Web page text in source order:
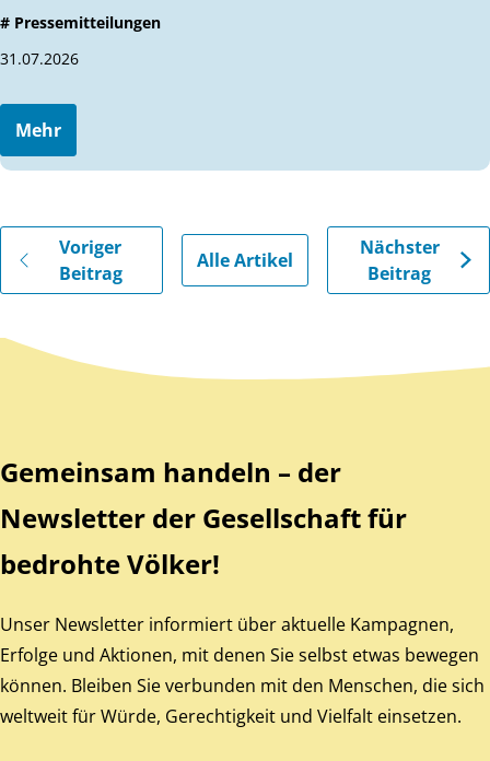
# Pressemitteilungen
31.07.2026
Mehr
Gehe zu vorherigen oder nächsten Beiträgen
Voriger
Beitrag
Alle Artikel
Nächster
Beitrag
Zurück zum Hauptinhalt
Zurück zur Navigation
Gemeinsam handeln – der
Newsletter der Gesellschaft für
bedrohte Völker!
Unser Newsletter informiert über aktuelle Kampagnen,
Erfolge und Aktionen, mit denen Sie selbst etwas bewegen
können. Bleiben Sie verbunden mit den Menschen, die sich
weltweit für Würde, Gerechtigkeit und Vielfalt einsetzen.